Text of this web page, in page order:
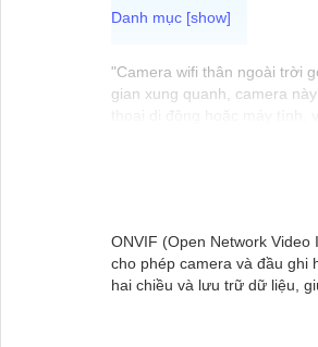
"Camera wifi thân ngoài trời
gian xung quanh, camera
ONVIF (Open Network
cho phép camera và đầu ghi
hai chiều và lưu trữ dữ liệu,